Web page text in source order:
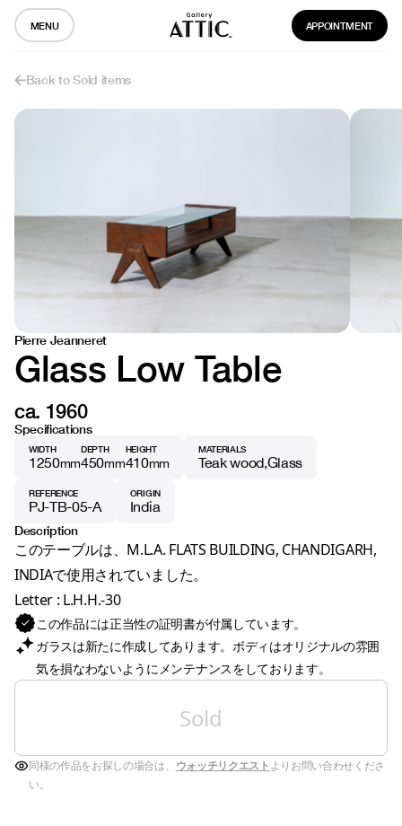
MENU APPOINTMENT
Back to Sold items
Pierre Jeanneret
Glass Low Table
ca. 1960
Specifications
WIDTH
1250mm
DEPTH
450mm
HEIGHT
410mm
MATERIALS
Teak wood Glass
REFERENCE
PJ-TB-05-A
ORIGIN
India
Description
このテーブルは、M.L.A. FLATS BUILDING, CHANDIGARH,
INDIAで使用されていました。
Letter : L.H.H.-30
この作品には正当性の証明書が付属しています。
ガラスは新たに作成してあります。ボディはオリジナルの雰囲
気を損なわないようにメンテナンスをしております。
Sold
同様の作品をお探しの場合は、 ウォッチリクエストよりお問い合わせくださ
い。